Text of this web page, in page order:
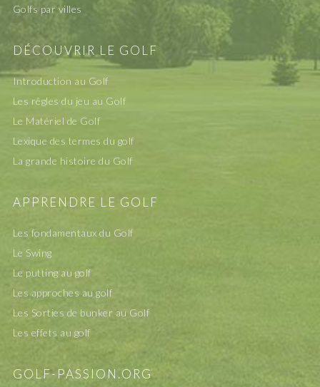
Golfs par villes
DÉCOUVRIR LE GOLF
Introduction au Golf
Les rêgles du jeu au Golf
Le Matériel de Golf
Lexique des termes du golf
La grande histoire du Golf
APPRENDRE LE GOLF
Les fondamentaux du Golf
Le Swing
Le putting au golf
Les approches au golf
Les Sorties de bunker au Golf
Les effets au golf
GOLF-PASSION.ORG